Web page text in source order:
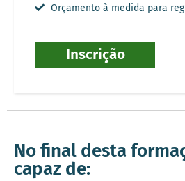
Orçamento à medida para
Inscrição
No final desta
capaz de: